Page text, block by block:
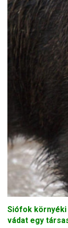
Siófok
vádat egy